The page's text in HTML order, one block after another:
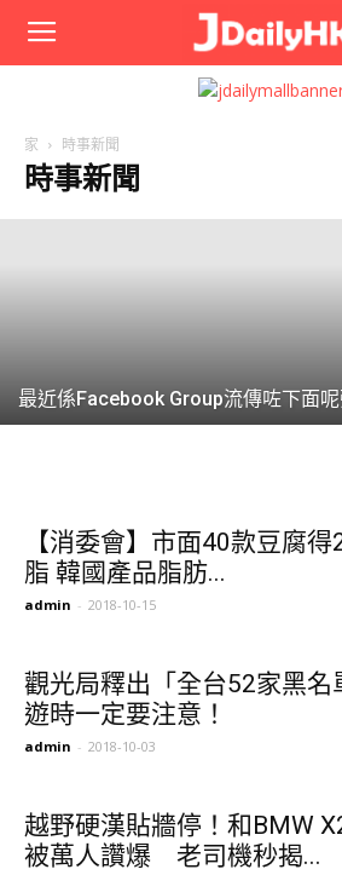
JPhoto
家 時事新聞
時事新聞
回尊嚴 ...
editor1 - 2018-12-07
最近係Facebook Group流傳咗下面呢
【消委會】市面40款豆腐
脂 韓國產品脂肪...
admin - 2018-10-15
觀光局釋出「全台52家黑名
遊時一定要注意！
admin - 2018-10-03
越野硬漢貼牆停！和BMW
被萬人讚爆 老司機秒揭...